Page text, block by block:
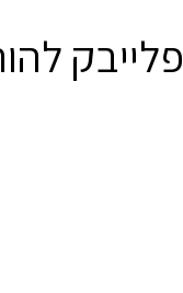
פלייבק